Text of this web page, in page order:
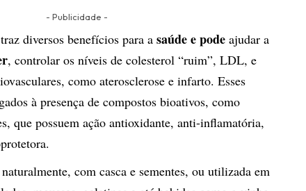
- Publicidade -
diversos benefícios para a saúde e pode ajudar a
, controlar os níveis de colesterol “ruim”, LDL, e
como aterosclerose e infarto. Esses
à presença de compostos bioativos, como
que possuem ação antioxidante, anti-inflamatória,
com casca e sementes, ou utilizada em